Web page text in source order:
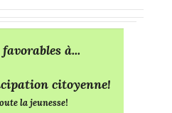
à...
citoyenne!
la jeunesse!